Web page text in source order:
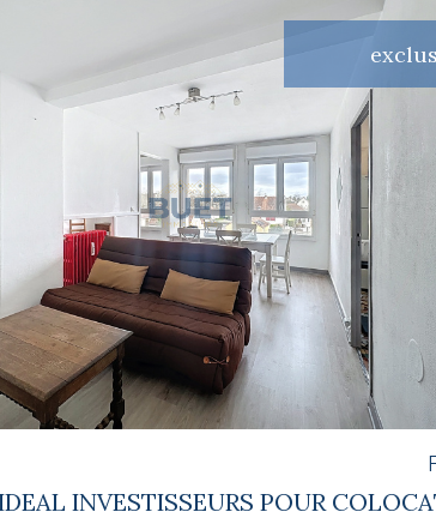
voir le
bien
INVESTISSEURS POUR